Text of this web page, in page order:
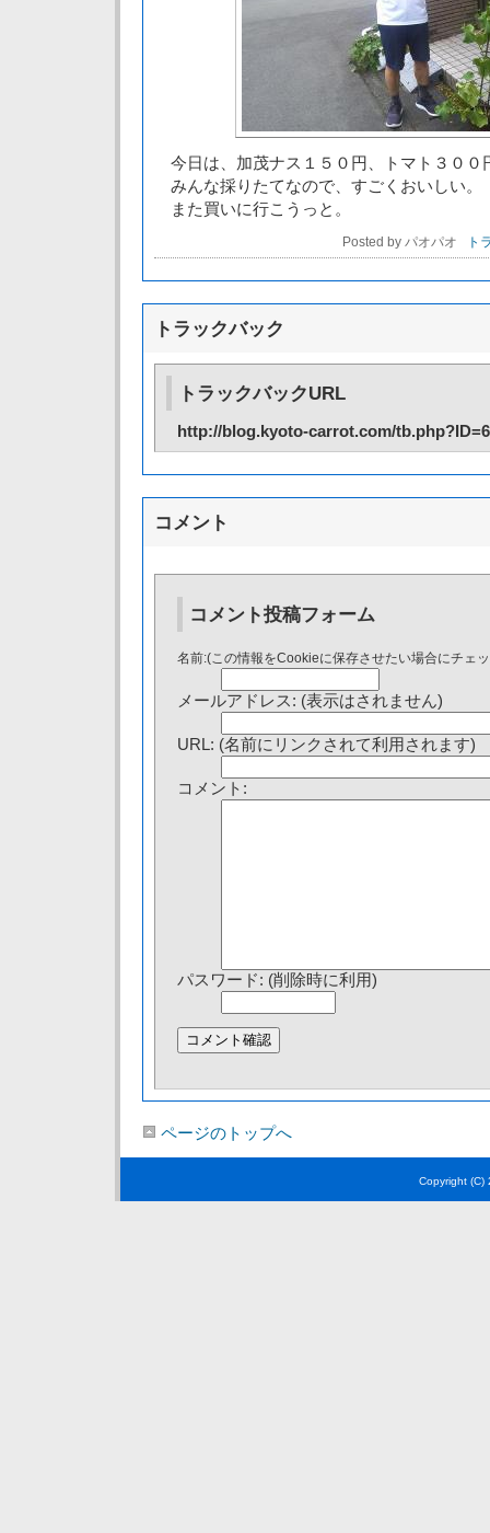
今日は、加茂ナス１５０円、トマト３００
みんな採りたてなので、すごくおいしい。
また買いに行こうっと。
Posted by パオパオ ト
トラックバック
トラックバックURL
http://blog.kyoto-carrot.com/
コメント
コメント投稿フォーム
名前:(この情報をCookieに保存させたい場合にチェ
メールアドレス: (表示はされません)
URL: (名前にリンクされて利用されます)
コメント:
パスワード: (削除時に利用)
ページのトップへ
Copyright